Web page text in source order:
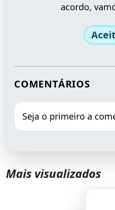
acordo,
COMENTÁRIOS
Seja o primeiro a
Mais visualizados